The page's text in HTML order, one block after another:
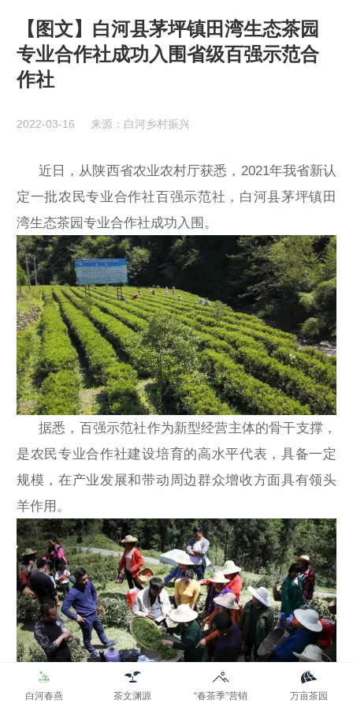
【图文】白河县茅坪镇田湾生态茶园
专业合作社成功入围省级百强示范合
作社
2022-03-16 来源：白河乡村振兴
近日，从陕西省农业农村厅获悉，2021年我省新认
定一批农民专业合作社百强示范社，白河县茅坪镇田
湾生态茶园专业合作社成功入围。
据悉，百强示范社作为新型经营主体的骨干支撑，
是农民专业合作社建设培育的高水平代表，具备一定
规模，在产业发展和带动周边群众增收方面具有领头
羊作用。
白河春燕 茶文渊源 “春茶季”营销 万亩茶园